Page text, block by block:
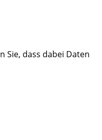
Sie, dass dabei Daten